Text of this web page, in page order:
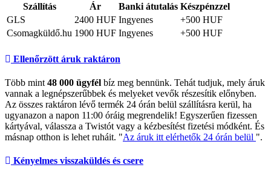
Szállítás
Ár Banki átutalás Készpénzzel
GLS
2400 HUF Ingyenes
+500 HUF
Csomagküldő.hu 1900 HUF Ingyenes +500 HUF
Ellenőrzött áruk raktáron
Több mint 48 000 ügyfél bíz meg bennünk. Tehát tudjuk, mely áruk
vannak a legnépszerűbbek és melyeket vevők részesítik előnyben.
Az összes raktáron lévő termék 24 órán belül szállításra kerül, ha
ugyanazon a napon 11:00 óráig megrendelik! Egyszerűen fizessen
kártyával, válassza a Twistót vagy a kézbesítést fizetési módként. És
másnap otthon is lehet ruháit. "Az áruk itt elérhetők 24 órán belül ".
Kényelmes visszaküldés és csere